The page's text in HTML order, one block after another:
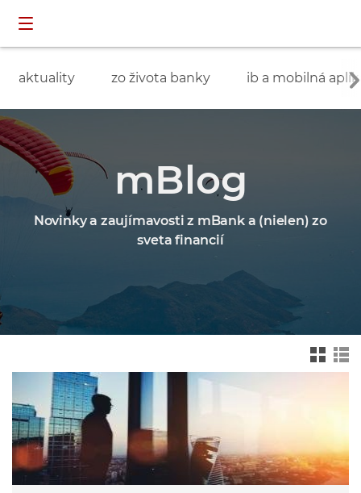
aktuality zo života banky ib a mobilná
mBlog
Novinky a zaujímavosti z mBank a (nielen) zo
sveta financií
widok drz
ewa
felkowy